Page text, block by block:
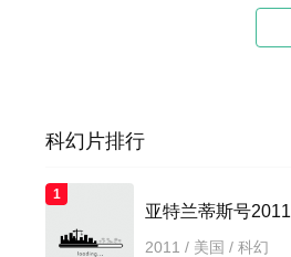
科幻片排行
1
亚特兰蒂斯号2011
2011 / 美国 / 科幻